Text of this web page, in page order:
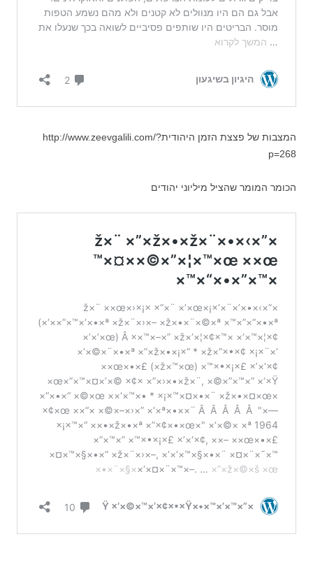
המצבות של פצצת הזמן היהודיתhttp://www.zeevgalili.com/?
p=268
הכומר המומר שהציל מיליוני יהודים